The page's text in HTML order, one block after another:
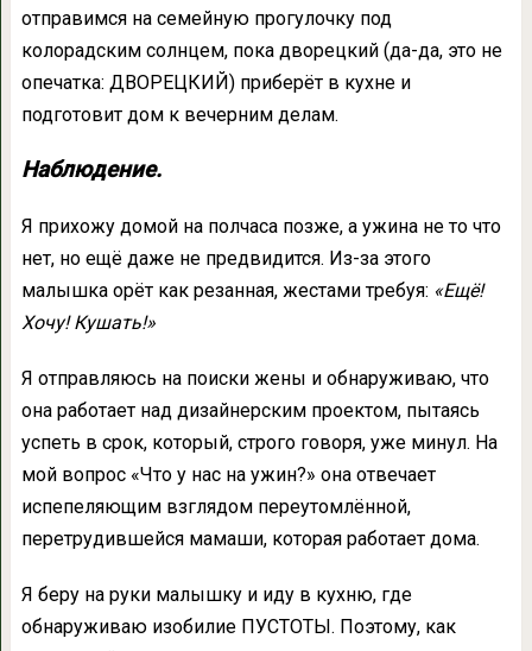
отправимся на семейную прогулочку под
колорадским солнцем, пока дворецкий (да-да, это не
опечатка: ДВОРЕЦКИЙ) приберёт в кухне и
подготовит дом к вечерним делам.
Наблюдение.
Я прихожу домой на полчаса позже, а ужина не то что
нет, но ещё даже не предвидится. Из-за этого
малышка орёт как резанная, жестами требуя: «Ещё!
Хочу! Кушать!»
Я отправляюсь на поиски жены и обнаруживаю, что
она работает над дизайнерским проектом, пытаясь
успеть в срок, который, строго говоря, уже минул. На
мой вопрос «Что у нас на ужин?» она отвечает
испепеляющим взглядом переутомлённой,
перетрудившейся мамаши, которая работает дома.
Я беру на руки малышку и иду в кухню, где
обнаруживаю изобилие ПУСТОТЫ. Поэтому, как